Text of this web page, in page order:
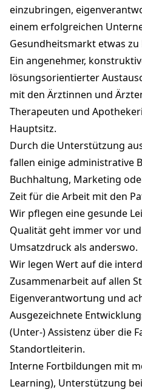
einzubringen,
einem erfolgreichen
Gesundheitsmarkt etwas
Ein angenehmer,
lösungsorientierter
mit den Ärztinnen und
Therapeuten und
Hauptsitz.
Durch die Unterstützung
fallen einige administrative
Buchhaltung, Marketing
Zeit für die Arbeit mit den
Wir pflegen eine gesunde
Qualität geht immer vor
Umsatzdruck als anderswo.
Wir legen Wert auf die
Zusammenarbeit auf allen
Eigenverantwortung und
Ausgezeichnete
(Unter-) Assistenz über die
Standortleiterin.
Interne Fortbildungen mit
Learning), Unterstützung